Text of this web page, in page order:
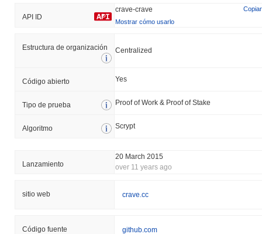
API ID
crave-crave
Copiar
Mostrar cómo usarlo
Estructura de organización Centralized
Código abierto Yes
Tipo de prueba Proof of Work & Proof of Stake
Algoritmo Scrypt
Lanzamiento
20 March 2015
over 11 years ago
sitio web crave.cc
Código fuente github.com